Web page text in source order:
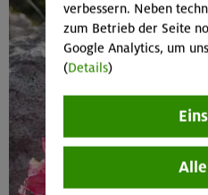
verbessern. Neben
zum Betrieb der Seite
Google Analytics, um
(Details)